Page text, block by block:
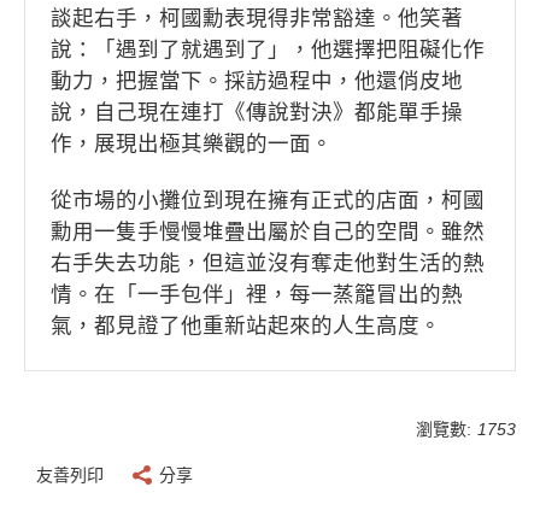
談起右手，柯國勳表現得非常豁達。他笑著
說：「遇到了就遇到了」，他選擇把阻礙化作
動力，把握當下。採訪過程中，他還俏皮地
說，自己現在連打《傳說對決》都能單手操
作，展現出極其樂觀的一面。
從市場的小攤位到現在擁有正式的店面，柯國
勳用一隻手慢慢堆疊出屬於自己的空間。雖然
右手失去功能，但這並沒有奪走他對生活的熱
情。在「一手包伴」裡，每一蒸籠冒出的熱
氣，都見證了他重新站起來的人生高度。
瀏覽數: 1753
友善列印 分享